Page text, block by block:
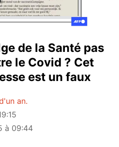
de la Santé pas
le Covid ? Cet
est un faux
an.
à 09:44